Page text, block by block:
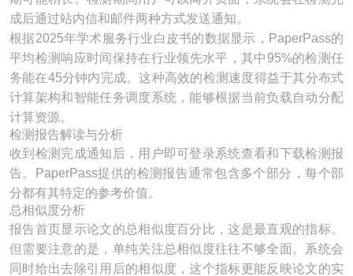
成后通过站内信和邮件两种方式发送通知。
根据2025年学术服务行业白皮书的数据显示，PaperPass的
平均检测响应时间保持在行业领先水平，其中95%的检测任
务能在45分钟内完成。这种高效的检测速度得益于其分布式
计算架构和智能任务调度系统，能够根据当前负载自动分配
计算资源。
检测报告解读与分析
收到检测完成通知后，用户即可登录系统查看和下载检测报
告。PaperPass提供的检测报告通常包含多个部分，每个部
分都有其特定的参考价值。
总相似度分析
报告首页显示论文的总相似度百分比，这是最直观的指标。
但需要注意的是，单纯关注总相似度往往不够全面。系统会
同时给出去除引用后的相似度，这个指标更能反映论文的实